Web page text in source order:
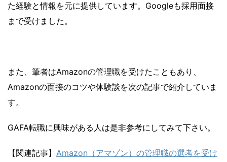
た経験と情報を元に提供しています。Googleも採用面接
まで受けました。
また、筆者はAmazonの管理職を受けたこともあり、
Amazonの面接のコツや体験談を次の記事で紹介していま
す。
GAFA転職に興味がある人は是非参考にしてみて下さい。
【関連記事】 Amazon（アマゾン）の管理職の選考を受け